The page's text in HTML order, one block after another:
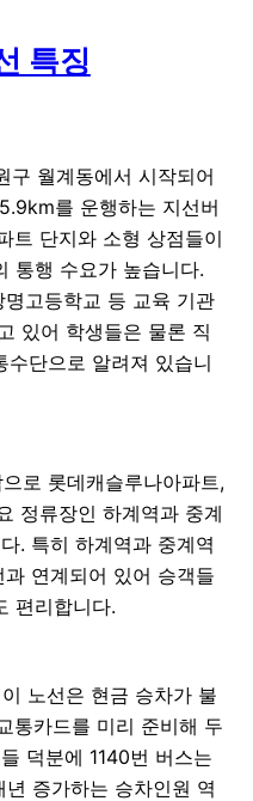
특징
구 월계동에서 시작되어
를 운행하는 지선버
트 단지와 소형 상점들이
통행 수요가 높습니다.
고등학교 등 교육 기관
있어 학생들은 물론 직
단으로 알려져 있습니
로 롯데캐슬루나아파트,
정류장인 하계역과 중계
. 특히 하계역과 중계역
연계되어 있어 승객들
편리합니다.
노선은 현금 승차가 불
통카드를 미리 준비해 두
덕분에 1140번 버스는
증가하는 승차인원 역